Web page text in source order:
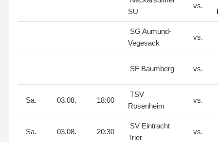
SU
vs.
SG Aumund-
Vegesack
vs.
SF Baumberg vs.
Sa. 03.08. 18:00
TSV
Rosenheim
vs.
Sa. 03.08. 20:30
SV Eintracht
Trier
vs.